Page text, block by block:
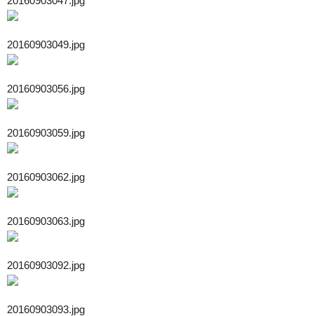
20160903049.jpg
20160903056.jpg
20160903059.jpg
20160903062.jpg
20160903063.jpg
20160903092.jpg
20160903093.jpg